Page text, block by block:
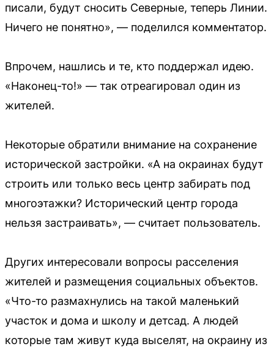
писали, будут сносить Северные, теперь Линии.
Ничего не понятно», — поделился комментатор.
Впрочем, нашлись и те, кто поддержал идею.
«Наконец-то!» — так отреагировал один из
жителей.
Некоторые обратили внимание на сохранение
исторической застройки. «А на окраинах будут
строить или только весь центр забирать под
многоэтажки? Исторический центр города
нельзя застраивать», — считает пользователь.
Других интересовали вопросы расселения
жителей и размещения социальных объектов.
«Что-то размахнулись на такой маленький
участок и дома и школу и детсад. А людей
которые там живут куда выселят, на окраину из